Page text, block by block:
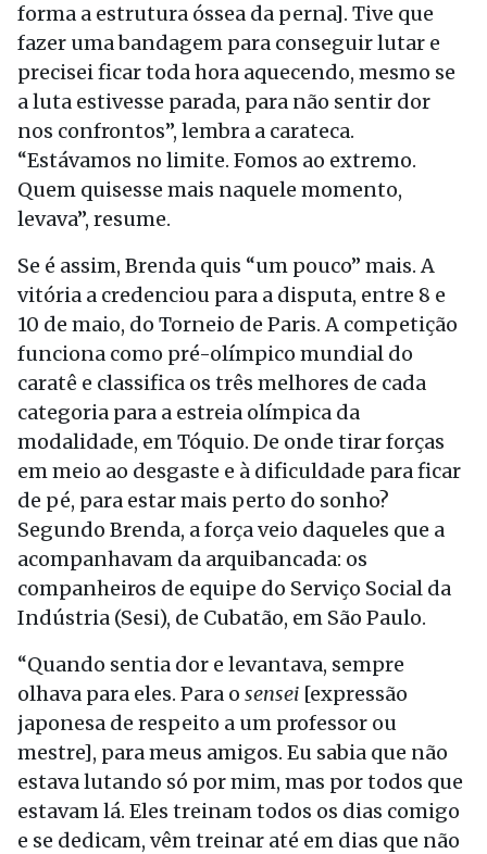
forma a estrutura óssea da perna]. Tive que
fazer uma bandagem para conseguir lutar e
precisei ficar toda hora aquecendo, mesmo se
a luta estivesse parada, para não sentir dor
nos confrontos”, lembra a carateca.
“Estávamos no limite. Fomos ao extremo.
Quem quisesse mais naquele momento,
levava”, resume.
Se é assim, Brenda quis “um pouco” mais. A
vitória a credenciou para a disputa, entre 8 e
10 de maio, do Torneio de Paris. A competição
funciona como pré-olímpico mundial do
caratê e classifica os três melhores de cada
categoria para a estreia olímpica da
modalidade, em Tóquio. De onde tirar forças
em meio ao desgaste e à dificuldade para ficar
de pé, para estar mais perto do sonho?
Segundo Brenda, a força veio daqueles que a
acompanhavam da arquibancada: os
companheiros de equipe do Serviço Social da
Indústria (Sesi), de Cubatão, em São Paulo.
“Quando sentia dor e levantava, sempre
olhava para eles. Para o sensei [expressão
japonesa de respeito a um professor ou
mestre], para meus amigos. Eu sabia que não
estava lutando só por mim, mas por todos que
estavam lá. Eles treinam todos os dias comigo
e se dedicam, vêm treinar até em dias que não